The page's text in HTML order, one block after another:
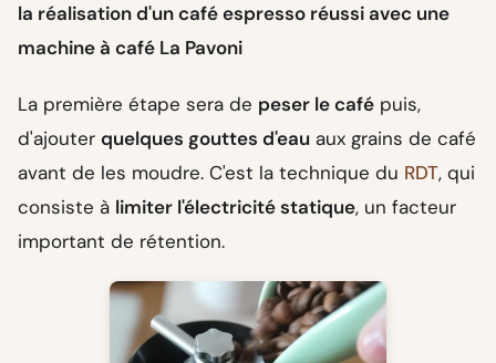
la réalisation d'un café espresso réussi avec une
machine à café La Pavoni
La première étape sera de peser le café puis,
d'ajouter quelques gouttes d'eau aux grains de café
avant de les moudre. C'est la technique du RDT, qui
consiste à limiter l'électricité statique, un facteur
important de rétention.